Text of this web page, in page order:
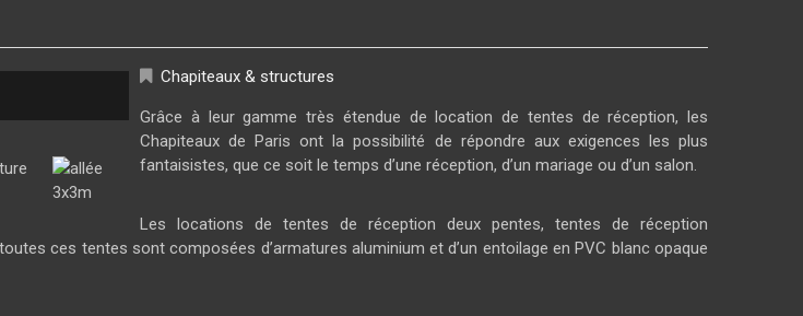
Chapiteaux & structures
Grâce à leur gamme très étendue de location de tentes de réception, les
Chapiteaux de Paris ont la possibilité de répondre aux exigences les plus
fantaisistes, que ce soit le temps d’une réception, d’un mariage ou d’un salon.
Les locations de tentes de réception deux pentes, tentes de réception
ces tentes sont composées d’armatures aluminium et d’un entoilage en PVC blanc opaque